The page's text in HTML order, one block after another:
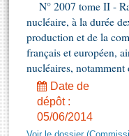
Projets de loi
Propositions de loi
Amendements
Textes adoptés
Rapports d'information
Rapports d'enquête
Rapports législatifs
Histoire
Juniors
Anciennes
Liens vers les sites
Contacts et plan
Photos libres de
N° 2007 tome II -
nucléaire, à la durée
production et de la
français et européen,
nucléaires, notamment
Date de
dépôt :
05/06/2014